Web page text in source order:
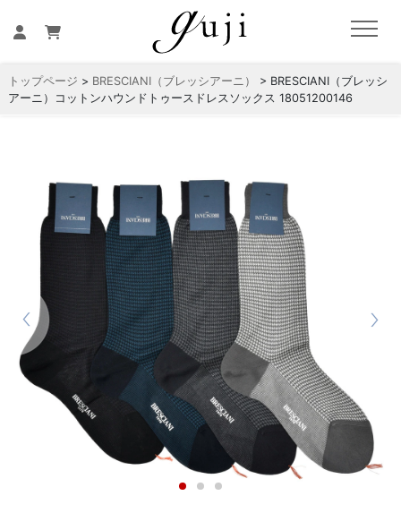
トップページ > BRESCIANI（ブレッシアーニ）
> BRESCIANI（ブレッシ
アーニ）コットンハウンドトゥースドレスソックス 18051200146